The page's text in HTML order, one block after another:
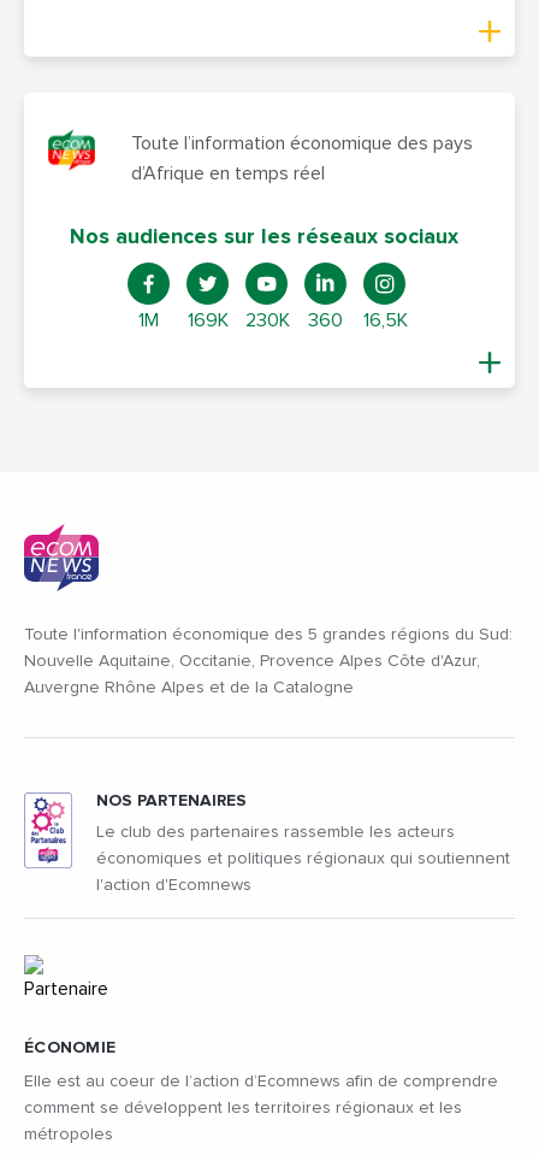
Toute l’information économique des pays
d’Afrique en temps réel
Nos audiences sur les réseaux sociaux
1M 169K 230K 360 16,5K
Toute l'information économique des 5 grandes régions du Sud:
Nouvelle Aquitaine, Occitanie, Provence Alpes Côte d'Azur,
Auvergne Rhône Alpes et de la Catalogne
ÉCONOMIE
Elle est au coeur de l’action d’Ecomnews afin de comprendre
comment se développent les territoires régionaux et les
métropoles
NOS PARTENAIRES
Le club des partenaires rassemble les acteurs
économiques et politiques régionaux qui soutiennent
l'action d'Ecomnews